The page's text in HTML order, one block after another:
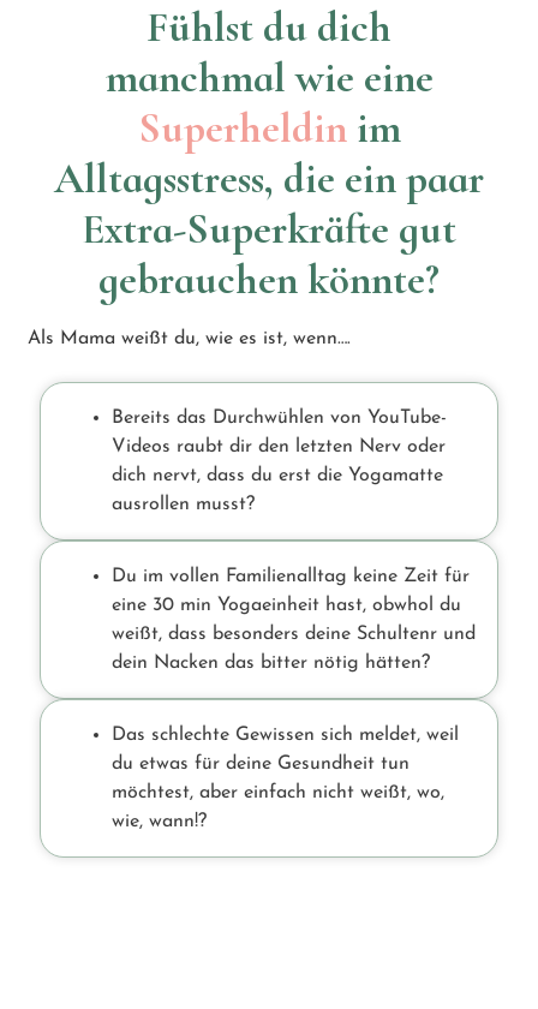
Fühlst du dich
manchmal wie eine
Superheldin im
Alltagsstress, die ein paar
Extra-Superkräfte gut
gebrauchen könnte?
Als Mama weißt du, wie es ist, wenn….
Bereits das Durchwühlen von YouTube-
Videos raubt dir den letzten Nerv oder
dich nervt, dass du erst die Yogamatte
ausrollen musst?
Du im vollen Familienalltag keine Zeit für
eine 30 min Yogaeinheit hast, obwhol du
weißt, dass besonders deine Schultenr und
dein Nacken das bitter nötig hätten?
Das schlechte Gewissen sich meldet, weil
du etwas für deine Gesundheit tun
möchtest, aber einfach nicht weißt, wo,
wie, wann!?